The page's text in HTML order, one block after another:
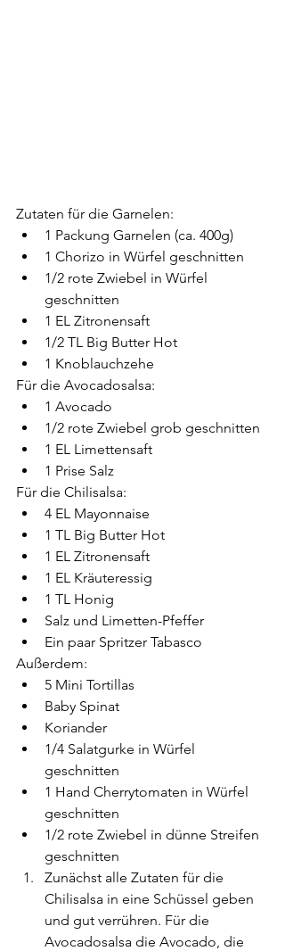
Zutaten für die Garnelen:
1 Packung Garnelen (ca. 400g)
1 Chorizo in Würfel geschnitten
1/2 rote Zwiebel in Würfel
geschnitten
1 EL Zitronensaft
1/2 TL Big Butter Hot
1 Knoblauchzehe
Für die Avocadosalsa:
1 Avocado
1/2 rote Zwiebel grob geschnitten
1 EL Limettensaft
1 Prise Salz
Für die Chilisalsa:
4 EL Mayonnaise
1 TL Big Butter Hot
1 EL Zitronensaft
1 EL Kräuteressig
1 TL Honig
Salz und Limetten-Pfeffer
Ein paar Spritzer Tabasco
Außerdem:
5 Mini Tortillas
Baby Spinat
Koriander
1/4 Salatgurke in Würfel
geschnitten
1 Hand Cherrytomaten in Würfel
geschnitten
1/2 rote Zwiebel in dünne Streifen
geschnitten
Zunächst alle Zutaten für die
Chilisalsa in eine Schüssel geben
und gut verrühren. Für die
Avocadosalsa die Avocado, die